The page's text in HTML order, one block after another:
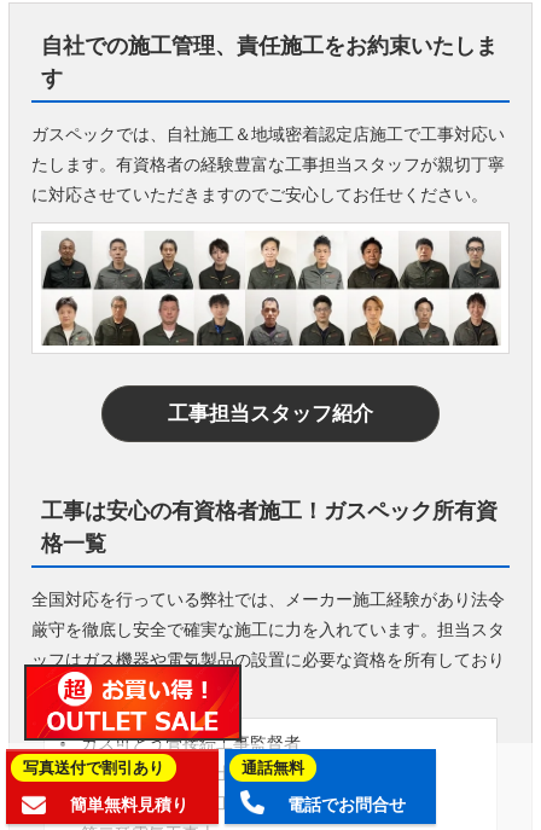
自社での施工管理、責任施工をお約束いたしま
す
ガスペックでは、自社施工＆地域密着認定店施工で工事対応い
たします。有資格者の経験豊富な工事担当スタッフが親切丁寧
に対応させていただきますのでご安心してお任せください。
工事担当スタッフ紹介
工事は安心の有資格者施工！ガスペック所有資
格一覧
全国対応を行っている弊社では、メーカー施工経験があり法令
厳守を徹底し安全で確実な施工に力を入れています。担当スタ
ッフはガス機器や電気製品の設置に必要な資格を所有しており
ます。
ガス可とう管接続工事監督者
液化石油ガス設備士
ガス消費機器設置工事監督者
写真送付で割引あり
簡単無料見積り
通話無料
電話でお問合せ